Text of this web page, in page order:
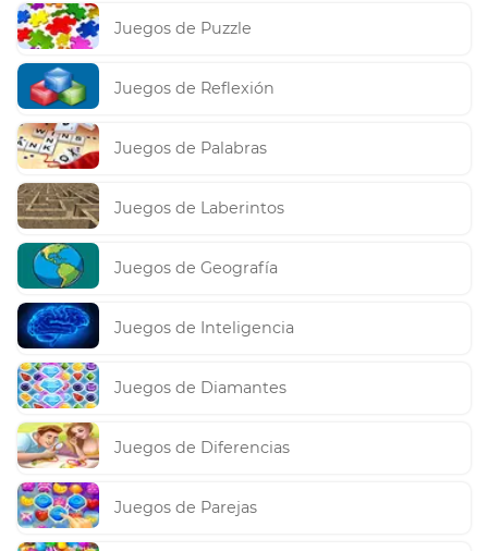
Juegos de Puzzle
Juegos de Reflexión
Juegos de Palabras
Juegos de Laberintos
Juegos de Geografía
Juegos de Inteligencia
Juegos de Diamantes
Juegos de Diferencias
Juegos de Parejas